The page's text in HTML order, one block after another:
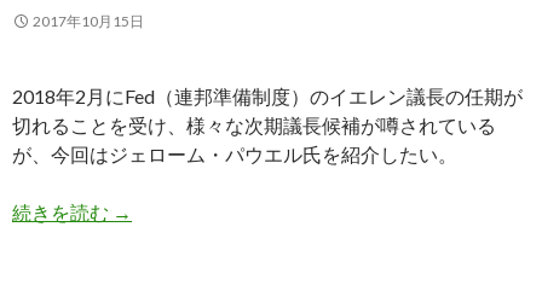
2017年10月15日
2018年2月にFed（連邦準備制度）のイエレン議長の任期が
切れることを受け、様々な次期議長候補が噂されている
が、今回はジェローム・パウエル氏を紹介したい。
続きを読む ムニューシン財務長官が次期議長に推薦するジ
→